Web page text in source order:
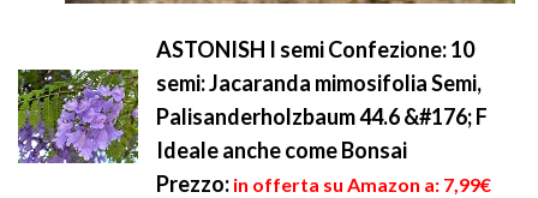
ASTONISH I semi Confezione: 10
semi: Jacaranda mimosifolia Semi,
Palisanderholzbaum 44.6 &#176; F
Ideale anche come Bonsai
Prezzo: in offerta su Amazon a: 7,99€